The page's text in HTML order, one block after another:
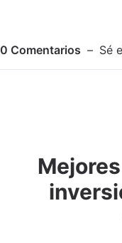
0 Comentarios Sé